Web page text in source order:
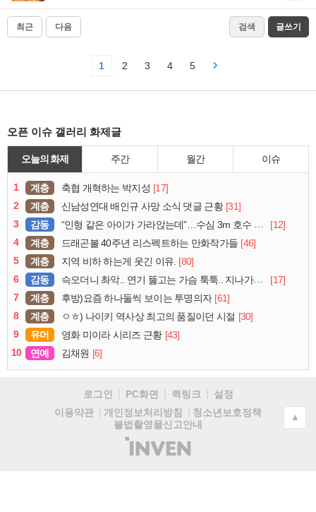
최근 다음 검색 글쓰기
1 2 3 4 5
오픈 이슈 갤러리 화제글
오늘의 화제 주간 월간 이슈
1 계층 축협 개혁하는 박지성 [17]
2
계층 신남성연대 배인규 사망 소식 댓글 근황 [31]
3
감동 “인형 같은 아이가 가라앉는데”…수심 3m 호수 뛰어든 60대 의인
[12]
4
계층 드래곤볼 40주년 리스펙트하는 만화작가들 [46]
5
계층 지역 비하 하는게 웃긴 이유. [80]
6
감동 슥오더니 촤악.. 연기 뚫고는 가슴 툭툭.. 지나가던 아재의 정체
[17]
7
계층 후방)요즘 하나둘씩 보이는 투명의자 [61]
8
계층 ㅇㅎ) 나이키 역사상 최고의 품질이던 시절 [30]
9
유머 영화 미이라 시리즈 근황 [43]
10
연예 김채원 [6]
로그인 PC화면 퀵링크
설정
이용약관
개인정보처리방침
청소년보호정책
불법촬영물신고안내
(주)
인
▲